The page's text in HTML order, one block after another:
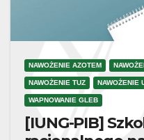
NAWOŻENIE AZOTEM
NAWOŻENIE TUZ NAWOŻENIE
WAPNOWANIE GLEB
[IUNG-PIB]